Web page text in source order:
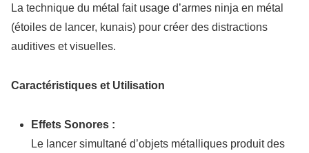
La technique du métal fait usage d’armes ninja en métal
(étoiles de lancer, kunais) pour créer des distractions
auditives et visuelles.
Caractéristiques et Utilisation
Effets Sonores :
Le lancer simultané d’objets métalliques produit des